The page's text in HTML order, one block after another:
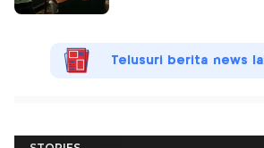
Telusuri berita news